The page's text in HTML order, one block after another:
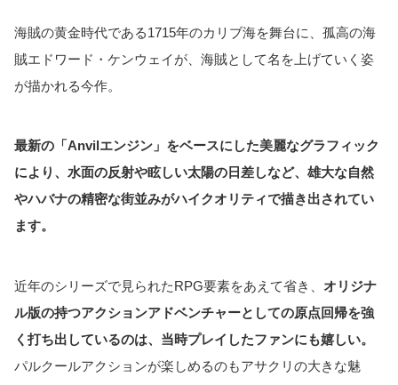
海賊の黄金時代である1715年のカリブ海を舞台に、孤高の海
賊エドワード・ケンウェイが、海賊として名を上げていく姿
が描かれる今作。
最新の「Anvilエンジン」をベースにした美麗なグラフィック
により、水面の反射や眩しい太陽の日差しなど、雄大な自然
やハバナの精密な街並みがハイクオリティで描き出されてい
ます。
近年のシリーズで見られたRPG要素をあえて省き、 オリジナ
ル版の持つアクションアドベンチャーとしての原点回帰を強
く打ち出しているのは、当時プレイしたファンにも嬉しい。
パルクールアクションが楽しめるのもアサクリの大きな魅